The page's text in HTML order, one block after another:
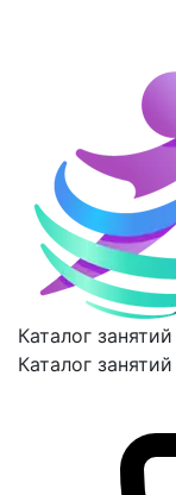
Каталог занятий
Каталог занятий